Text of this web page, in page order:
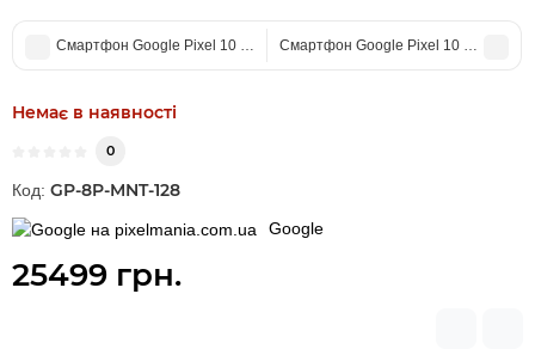
Смартфон Google Pixel 10 Pro XL 16/256Gb Jade Global
Смартфон Google Pixel 10 Pro 16/
Немає в наявності
0
Код: GP-8P-MNT-128
Google
25499 грн.